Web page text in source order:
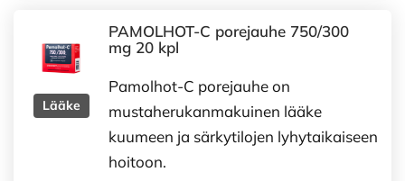
Lääke
PAMOLHOT-C porejauhe 750/300
mg 20 kpl
Pamolhot-C porejauhe on
mustaherukanmakuinen lääke
kuumeen ja särkytilojen lyhytaikaiseen
hoitoon.